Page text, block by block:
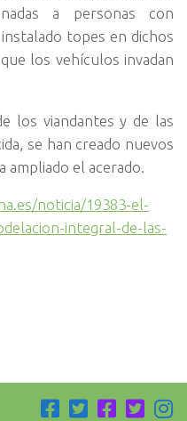
a personas con
instalado topes en dichos
los vehículos invadan
los viandantes y de las
se han creado nuevos
ampliado el acerado.
noticia/19383-el-
integral-de-las-